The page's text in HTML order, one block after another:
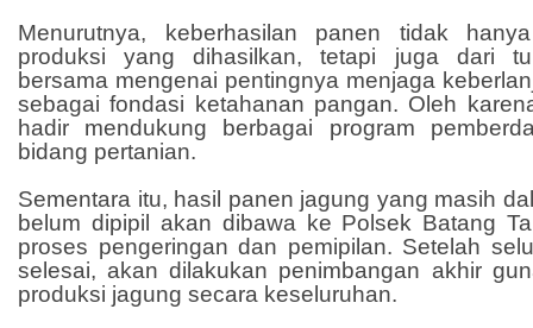
Menurutnya, keberhasilan panen tidak
produksi yang dihasilkan, tetapi juga dari
bersama mengenai pentingnya menjaga
sebagai fondasi ketahanan pangan. Oleh
hadir mendukung berbagai program
bidang pertanian.
Sementara itu, hasil panen jagung yang masih
belum dipipil akan dibawa ke Polsek Batang
proses pengeringan dan pemipilan. Setelah
selesai, akan dilakukan penimbangan akhir
produksi jagung secara keseluruhan.